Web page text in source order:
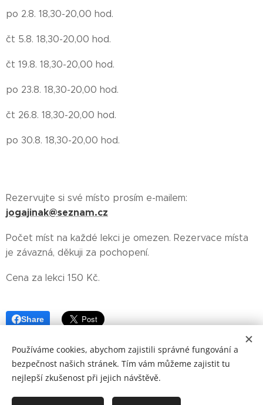
po 2.8. 18,30-20,00 hod.
čt 5.8. 18,30-20,00 hod.
čt 19.8. 18,30-20,00 hod.
po 23.8. 18,30-20,00 hod.
čt 26.8. 18,30-20,00 hod.
po 30.8. 18,30-20,00 hod.
Rezervujte si své místo prosím e-mailem:
jogajinak@seznam.cz
Počet míst na každé lekci je omezen. Rezervace místa
je závazná, děkuji za pochopení.
Cena za lekci 150 Kč.
Share
© 2015-26 Mgr. Eva Šrámková
Používáme cookies, abychom zajistili správné fungování a
bezpečnost našich stránek. Tím vám můžeme zajistit tu
nejlepší zkušenost při jejich návštěvě.